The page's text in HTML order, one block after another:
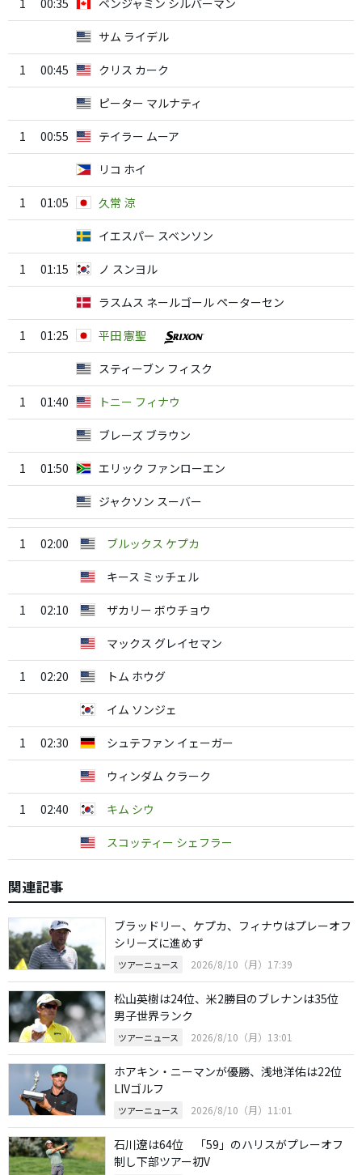
1 00:35 ベンジャミン シルバーマン
サム ライデル
1 00:45 クリス カーク
ピーター マルナティ
1 00:55 テイラー ムーア
リコ ホイ
1 01:05 久常 涼
イエスパー スベンソン
1 01:15 ノ スンヨル
ラスムス ネールゴール ペーターセン
1 01:25 平田 憲聖
スティーブン フィスク
1 01:40 トニー フィナウ
ブレーズ ブラウン
1 01:50 エリック ファンローエン
ジャクソン スーバー
1 02:00 ブルックス ケプカ
キース ミッチェル
1 02:10 ザカリー ボウチョウ
マックス グレイセマン
1 02:20 トム ホウグ
イム ソンジェ
1 02:30 シュテファン イェーガー
ウィンダム クラーク
1 02:40 キム シウ
スコッティー シェフラー
関連記事
ブラッドリー、ケプカ、フィナウはプレーオフ
シリーズに進めず
ツアーニュース 2026/8/10（月）17:39
松山英樹は24位、米2勝目のブレナンは35位
男子世界ランク
ツアーニュース 2026/8/10（月）13:01
ホアキン・ニーマンが優勝、浅地洋佑は22位
LIVゴルフ
ツアーニュース 2026/8/10（月）11:01
石川遼は64位 「59」のハリスがプレーオフ
制し下部ツアー初V